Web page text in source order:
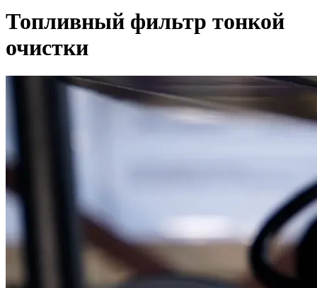
Топливный фильтр тонкой
очистки